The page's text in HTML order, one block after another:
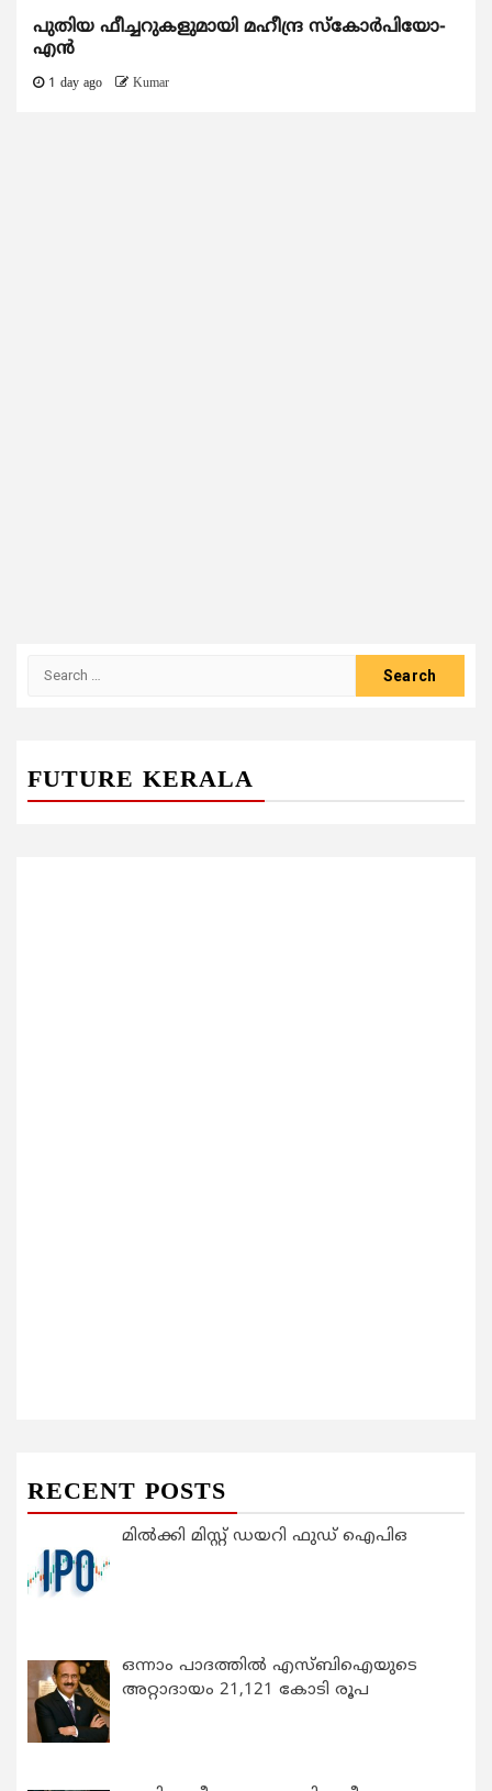
പുതിയ ഫീച്ചറുകളുമായി മഹീന്ദ്ര സ്കോർപിയോ-
എൻ
1 day ago Kumar
FUTURE KERALA
RECENT POSTS
മിൽക്കി മിസ്റ്റ് ഡയറി ഫുഡ് ഐപിഒ
ഒന്നാം പാദത്തിൽ എസ്ബിഐയുടെ
അറ്റാദായം 21,121 കോടി രൂപ